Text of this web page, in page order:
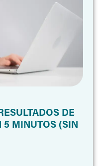
DE
5 MINUTOS (SIN